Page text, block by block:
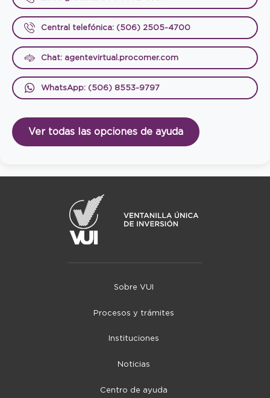
Central telefónica: (506) 2505-4700
Chat: agentevirtual.procomer.com
WhatsApp: (506) 8553-9797
Ver todas las opciones de ayuda
Sobre VUI
Procesos y trámites
Instituciones
Noticias
Centro de ayuda